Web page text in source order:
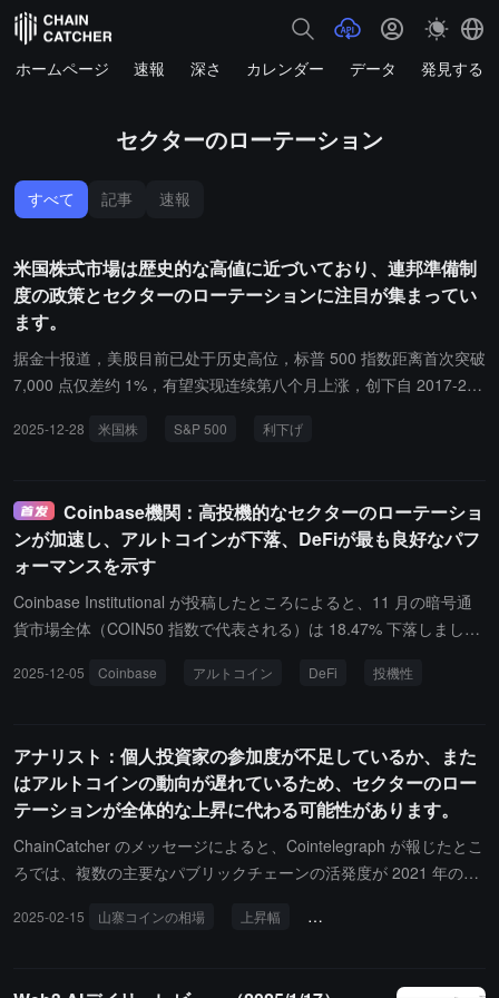
ホームページ 速報 深さ カレンダー データ 発見する
セクターのローテーション
すべて 記事 速報
米国株式市場は歴史的な高値に近づいており、連邦準備制
度の政策とセクターのローテーションに注目が集まってい
ます。
据金十报道，美股目前已处于历史高位，标普 500 指数距离首次突破
7,000 点仅差约 1%，有望实现连续第八个月上涨，创下自 2017-201
ent 高级财富顾问保罗·诺尔特表示，除非发生外部突发事件，否则股
内已上涨近 18%，纳指上涨 22%。
2025-12-28 米国株 S&P 500 利下げ
Coinbase機関：高投機的なセクターのローテーショ
ンが加速し、アルトコインが下落、DeFiが最も良好なパフ
ォーマンスを示す
Coinbase Institutional が投稿したところによると、11 月の暗号通
貨市場全体（COIN50 指数で代表される）は 18.47% 下落しまし
連邦準備制度のタカ派的な発言がリスク回避の感情を強めていま
わずかです。すべてのカテゴリーの中で、DeFi が最も良好なパフ
ォーマンスを示しており、他のリスク回避の感情が顕著なカテゴリ
ーと比較して、その下落幅はわずか 6.7% です。
2025-12-05 Coinbase アルトコイン DeFi 投機性
アナリスト：個人投資家の参加度が不足しているか、また
はアルトコインの動向が遅れているため、セクターのロー
テーションが全体的な上昇に代わる可能性があります。
ChainCatcher のメッセージによると、Cointelegraph が報じたとこ
ろでは、複数の主要なパブリックチェーンの活発度が 2021 年のピ
依然として投機段階にあることを示しています。上位 10 の暗号通
2025-02-15 山寨コインの相場 上昇幅 セクターのローテーション